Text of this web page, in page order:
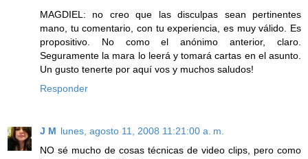
MAGDIEL: no creo que las disculpas sean pertinentes
mano, tu comentario, con tu experiencia, es muy válido. Es
propositivo. No como el anónimo anterior, claro.
Seguramente la mara lo leerá y tomará cartas en el asunto.
Un gusto tenerte por aquí vos y muchos saludos!
Responder
J M lunes, agosto 11, 2008 11:21:00 a. m.
NO sé mucho de cosas técnicas de video clips, pero como